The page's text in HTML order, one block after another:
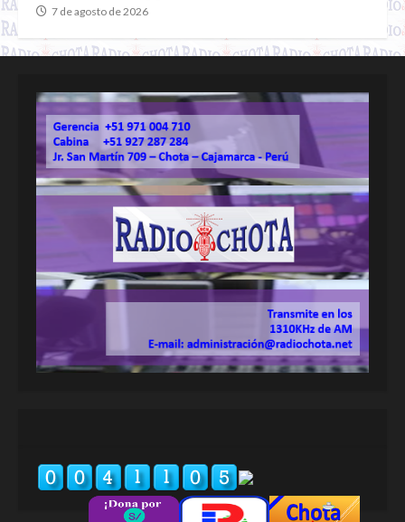
7 de agosto de 2026